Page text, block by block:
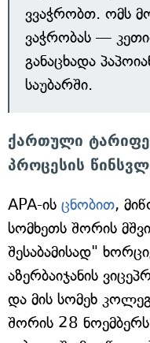
ვვაჭრობთ. ომს
ვაჭრობას —
განაცხადა
საუბარში.
ქართული
პროცესის
APA-ის ცნობით,
სომხეთს შორის
შესაბამისად"
აზერბაიჯანის
და მის სომეხ
შორის 28